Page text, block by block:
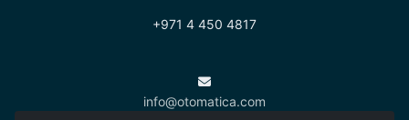
+971 4 450 4817
info@otomatica.com